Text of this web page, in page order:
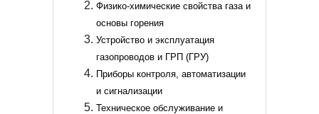
Физико‑химические свойства газа и
основы горения
Устройство и эксплуатация
газопроводов и ГРП (ГРУ)
Приборы контроля, автоматизации
и сигнализации
Техническое обслуживание и